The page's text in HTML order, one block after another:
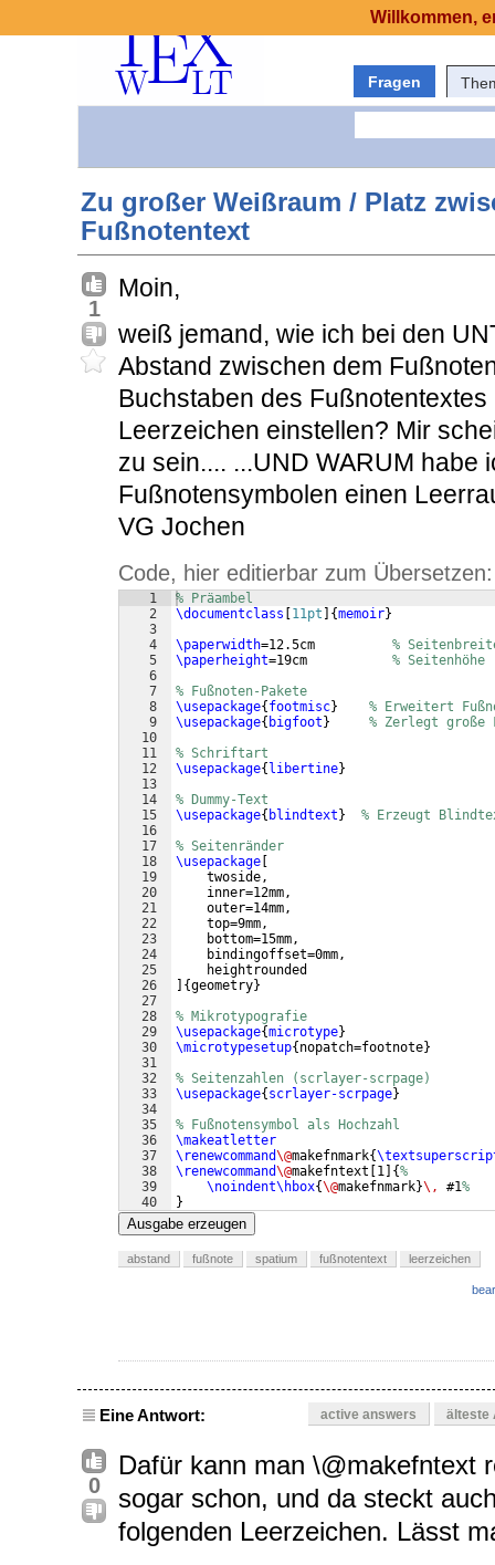
Fragen
Zu großer Weißraum / Platz
Fußnotentext
1
Moin,
weiß jemand, wie ich bei den
Abstand zwischen dem
Buchstaben des
Leerzeichen einstellen? Mir
zu sein.... ...UND WARUM habe
Fußnotensymbolen einen
VG Jochen
Code, hier editierbar zum Übersetzen:
1
2
3
4
5
6
7
8
9
10
11
12
13
14
15
16
17
18
19
20
21
22
23
24
25
26
27
28
29
30
31
32
33
34
35
36
37
38
39
40
41
% Präambel
\documentclass
11pt {memoir}
\paperwidth=12.5cm %
\paperheight=19cm % Seitenhöhe
% Fußnoten-Pakete
\usepackage{ footmisc}
% Erweitert
\usepackage{ bigfoot }
% Zerlegt große
% Schriftart
\usepackage{ libertine}
% Dummy-Text
\usepackage{ blindtext }
% Erzeugt
% Seitenränder
\usepackage
    twoside,
    inner=12mm,
    outer=14mm,
    top=9mm,
    bottom=15mm,
    bindingoffset=0mm,
    heightrounded
{geometry}
% Mikrotypografie
\usepackage{microtype}
\microtypesetup{ nopatch=footnote}
% Seitenzahlen (scrlayer-scrpage)
\usepackage{ scrlayer-scrpage}
% Fußnotensymbol als Hochzahl
\makeatletter
\renewcommand\@makefnmark{
\renewcommand\@makefntext 1 {%
\noindent\hbox{\@makefnmark}\, #1%
}
\makeatother
Ausgabe erzeugen
abstand fußnote spatium fußnotentext leerzeichen
Eine Antwort: active answers älteste
0
Dafür kann man \@makefntext
sogar schon, und da steckt
folgenden Leerzeichen. Lässt
Willkommen,